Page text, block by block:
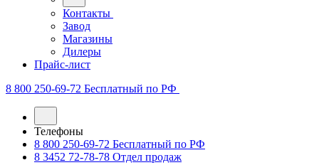
Контакты
Завод
Магазины
Дилеры
Прайс-лист
8 800 250-69-72 Бесплатный по РФ
Телефоны
8 800 250-69-72 Бесплатный по РФ
8 3452 72-78-78 Отдел продаж